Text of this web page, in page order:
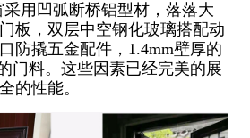
用凹弧断桥铝型材，落落大
板，双层中空钢化玻璃搭配动
防撬五金配件，1.4mm壁厚的
门料。这些因素已经完美的展
的性能。